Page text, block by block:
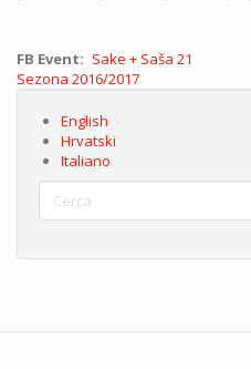
FB Event
Sake + Saša 21
Sezona
Sezona 2016/2017
English
Hrvatski
Italiano
Cerca
Cerca